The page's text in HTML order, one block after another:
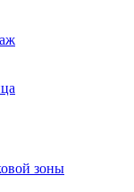
зоны